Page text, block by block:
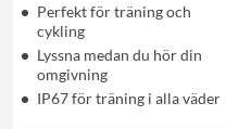
Perfekt för träning och
cykling
Lyssna medan du hör din
omgivning
IP67 för träning i alla väder